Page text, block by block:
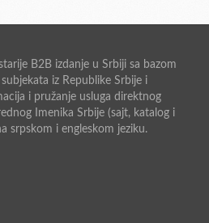
B2B izdanje u Srbiji sa bazom
iz Republike Srbije i
i pružanje usluga direktnog
Imenika Srbije (sajt, katalog i
srpskom i engleskom jeziku.